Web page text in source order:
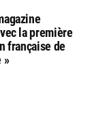
la première
française de
»